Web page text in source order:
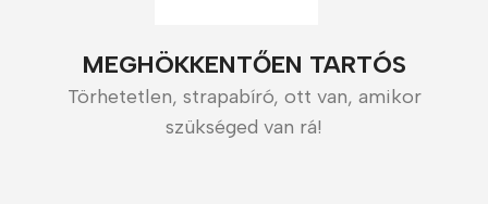
MEGHÖKKENTŐEN TARTÓS
Törhetetlen, strapabíró, ott van, amikor
szükséged van rá!